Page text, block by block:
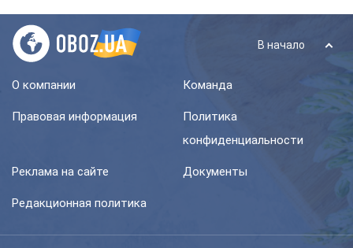
В начало
О компании Команда
Правовая информация
Политика
конфиденциальности
Реклама на сайте Документы
Редакционная политика